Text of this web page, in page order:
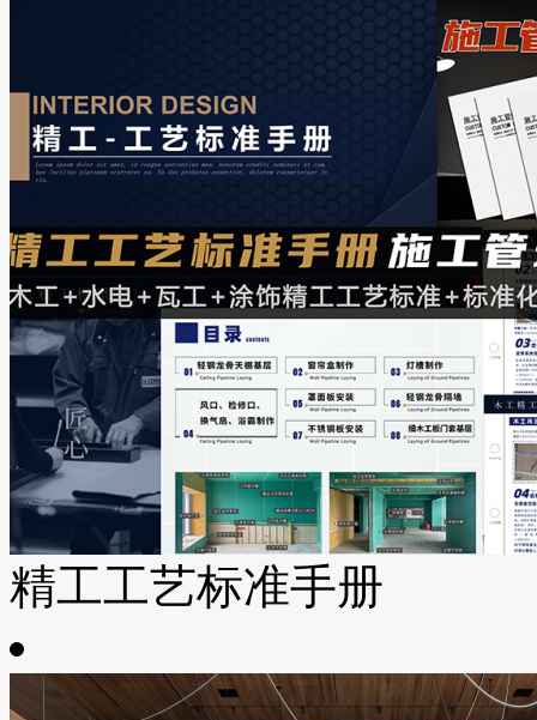
精工工艺标准手册